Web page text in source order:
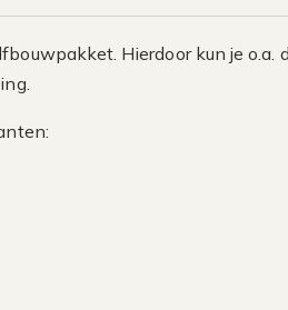
Hierdoor kun je o.a.